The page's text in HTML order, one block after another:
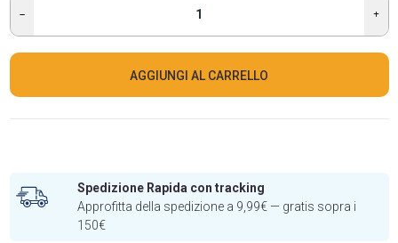
AGGIUNGI AL CARRELLO
Spedizione Rapida con tracking
Approfitta della spedizione a 9,99€ — gratis sopra i
150€